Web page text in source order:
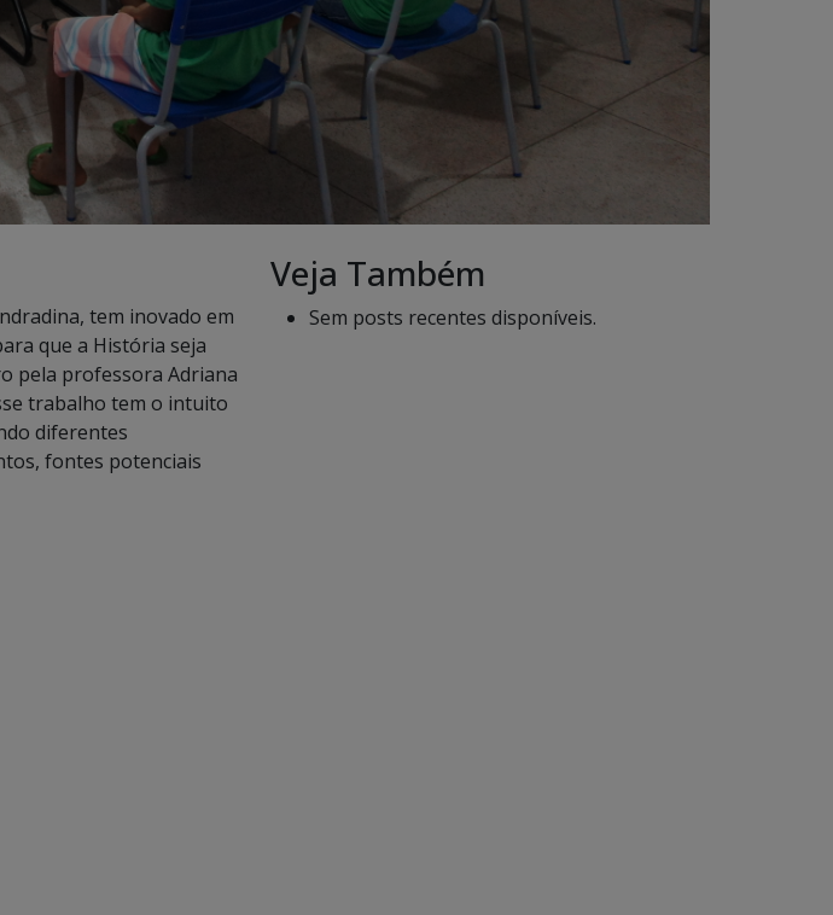
tem inovado em
que a História seja
pela professora Adriana
trabalho tem o intuito
diferentes
fontes potenciais
Veja Também
Sem posts recentes disponíveis.